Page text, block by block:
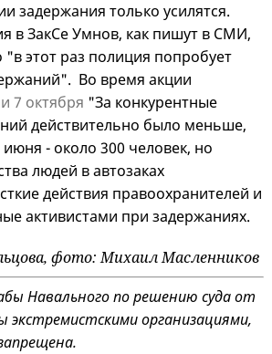
задержания только усилятся.
в ЗакСе Умнов, как пишут в СМИ,
этот раз полиция попробует
Во время акции
7 октября "За конкурентные
действительно было меньше,
- около 300 человек, но
людей в автозаках
действия правоохранителей и
активистами при задержаниях.
фото: Михаил Масленников
Навального по решению суда от
экстремистскими организациями,